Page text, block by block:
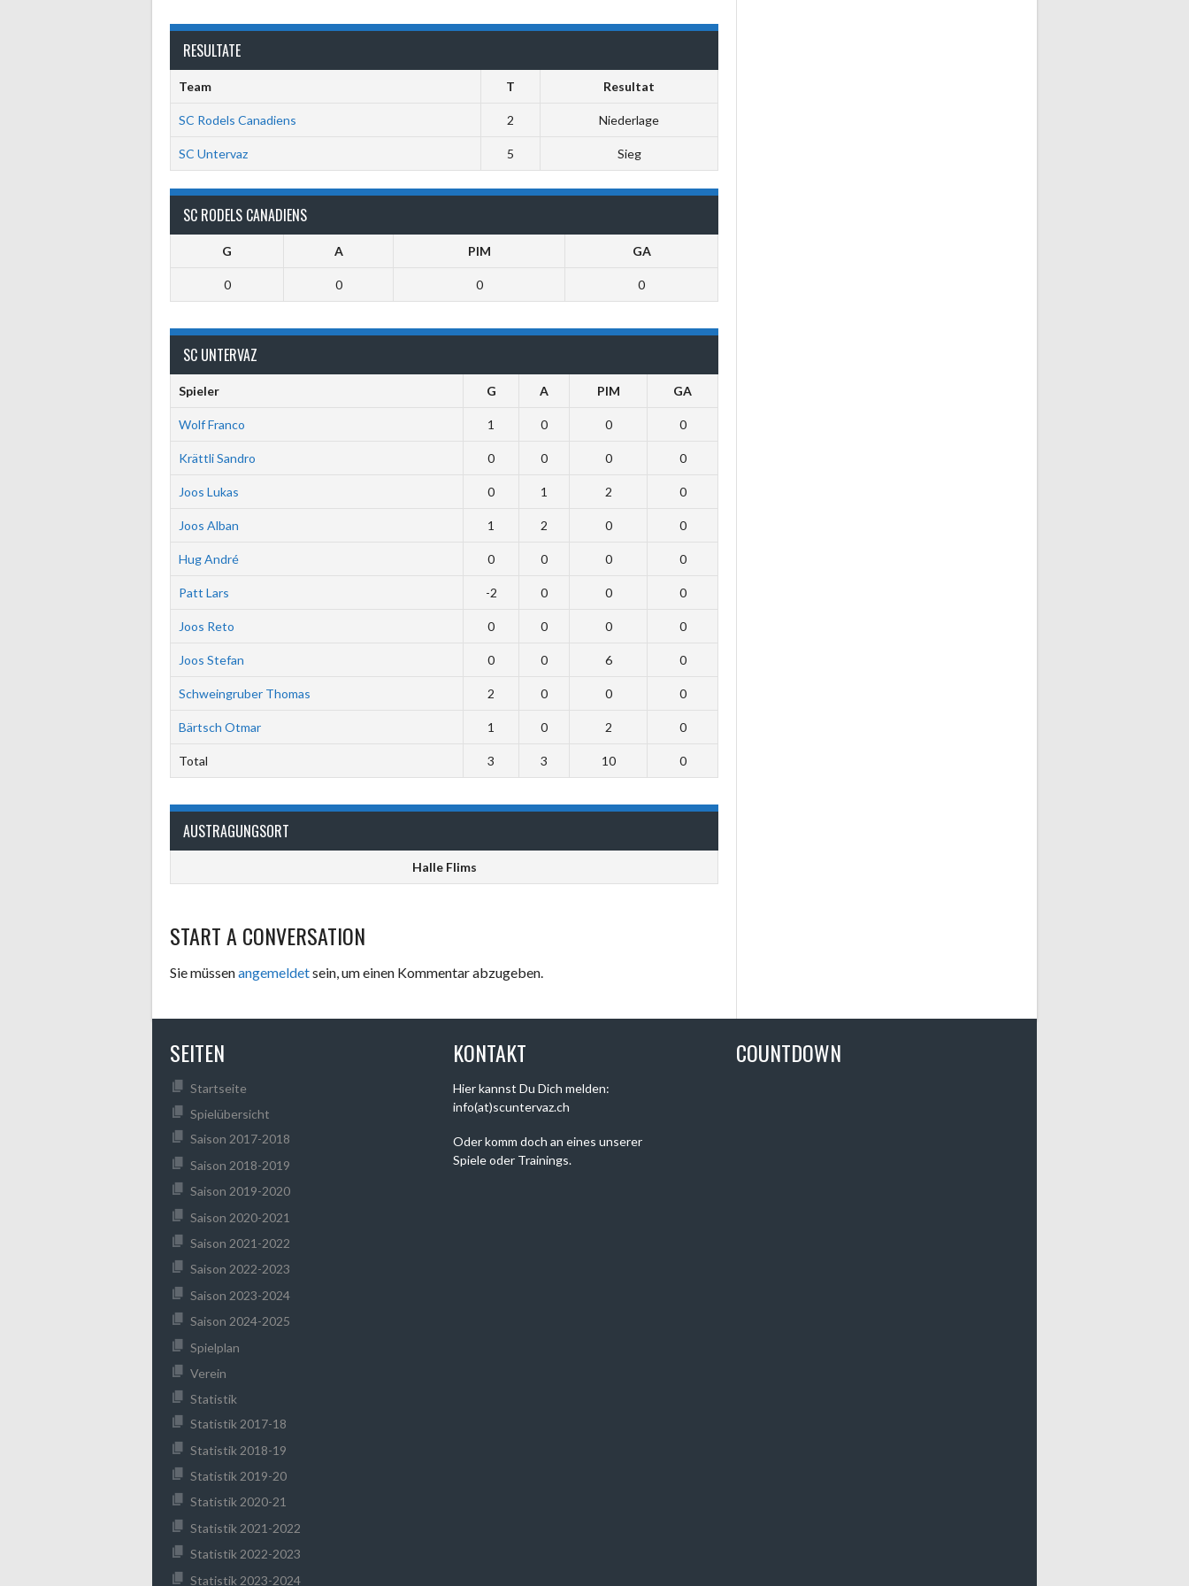
RESULTATE
Team T Resultat
SC Rodels Canadiens 2 Niederlage
SC Untervaz 5 Sieg
SC RODELS CANADIENS
G A PIM GA
0 0 0 0
SC UNTERVAZ
Spieler G A PIM GA
Wolf Franco 1 0 0 0
Krättli Sandro 0 0 0 0
Joos Lukas 0 1 2 0
Joos Alban 1 2 0 0
Hug André 0 0 0 0
Patt Lars -2 0 0 0
Joos Reto 0 0 0 0
Joos Stefan 0 0 6 0
Schweingruber Thomas 2 0 0 0
Bärtsch Otmar 1 0 2 0
Total 3 3 10 0
AUSTRAGUNGSORT
Halle Flims
START A CONVERSATION
Sie müssenangemeldetsein, um einen Kommentar abzugeben.
SEITEN
Startseite
Spielübersicht
Saison 2017-2018
Saison 2018-2019
Saison 2019-2020
Saison 2020-2021
Saison 2021-2022
Saison 2022-2023
Saison 2023-2024
Saison 2024-2025
Spielplan
Verein
Statistik
Statistik 2017-18
Statistik 2018-19
Statistik 2019-20
Statistik 2020-21
Statistik 2021-2022
Statistik 2022-2023
Statistik 2023-2024
KONTAKT
Hier kannst Du Dich melden:
info(at)scuntervaz.ch
Oder komm doch an eines unserer
Spiele oder Trainings.
COUNTDOWN